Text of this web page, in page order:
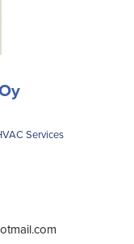
Services